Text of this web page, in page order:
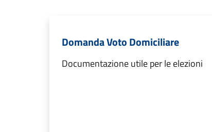
Domanda Voto Domiciliare
Documentazione utile per le elezioni